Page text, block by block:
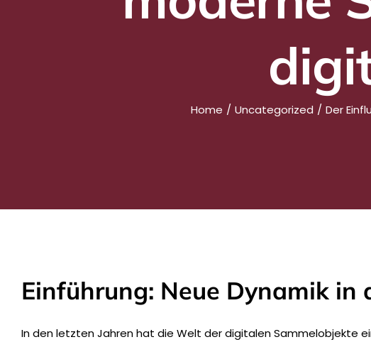
Home Uncategorized Der
Einführung: Neue Dynamik
In den letzten Jahren hat die Welt der digitalen Sammelobjekte